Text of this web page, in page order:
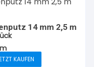
14 mm 2,5 m
KAUFEN